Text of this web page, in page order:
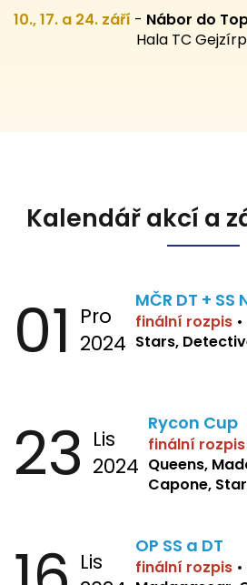
10., 17. a 24. září - Nábor do
Hala TC
Kalendář akcí a
01 Pro
2024
MČR DT + SS
finální rozpis •
Stars,
23 Lis
2024
Rycon Cup
finální rozpis
Queens,
Capone,
Lis
OP SS a DT
finální rozpis •